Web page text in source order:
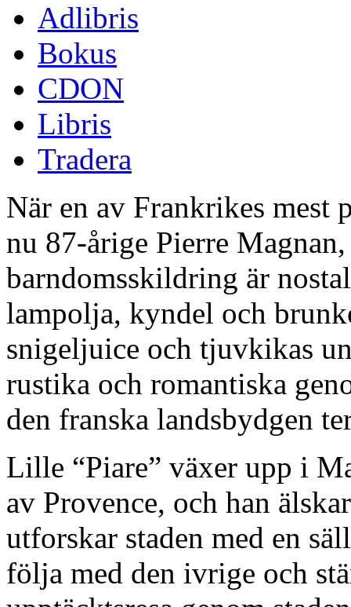
Adlibris
Bokus
CDON
Libris
Tradera
När en av Frankrikes mest
nu 87-årige Pierre
barndomsskildring är
lampolja, kyndel och
snigeljuice och tjuvkikas
rustika och romantiska
den franska landsbydgen
Lille “Piare” växer upp i
av Provence, och han
utforskar staden med en
följa med den ivrige och